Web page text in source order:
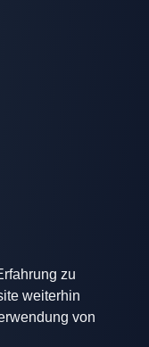
zu
weiterhin
von